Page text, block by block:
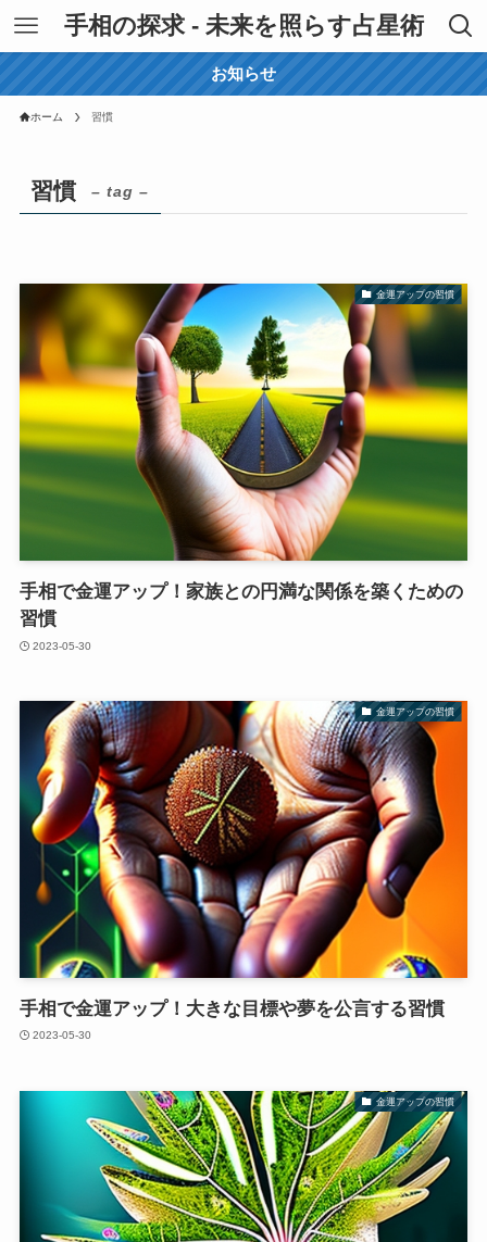
手相の探求 - 未来を照らす占星術
お知らせ
ホーム 習慣
習慣 – tag –
金運アップの習慣
手相で金運アップ！家族との円満な関係を築くための
習慣
2023-05-30
金運アップの習慣
手相で金運アップ！大きな目標や夢を公言する習慣
2023-05-30
金運アップの習慣